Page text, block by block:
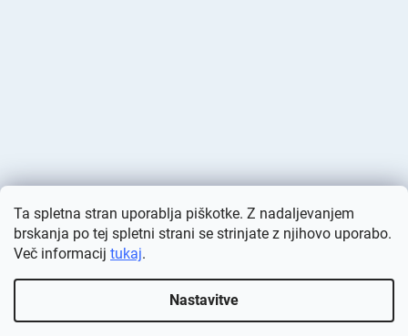
Ta spletna stran uporablja piškotke. Z nadaljevanjem
brskanja po tej spletni strani se strinjate z njihovo uporabo.
Več informacij tukaj.
Nastavitve